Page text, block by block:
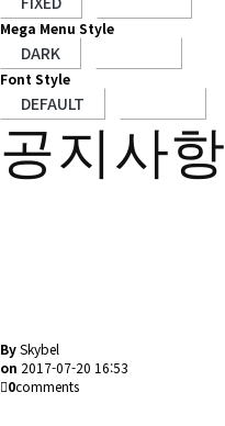
Mega Menu Style
Font Style
공지사항
BySkybel
on 2017-07-20 16:53
0comments